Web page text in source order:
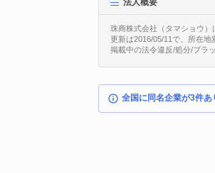
法人概要
珠商株式会社（タマショウ
更新は2016/05/11で、所在地
掲載中の法令違反/処分/ブラ
全国に同名企業が3件あ